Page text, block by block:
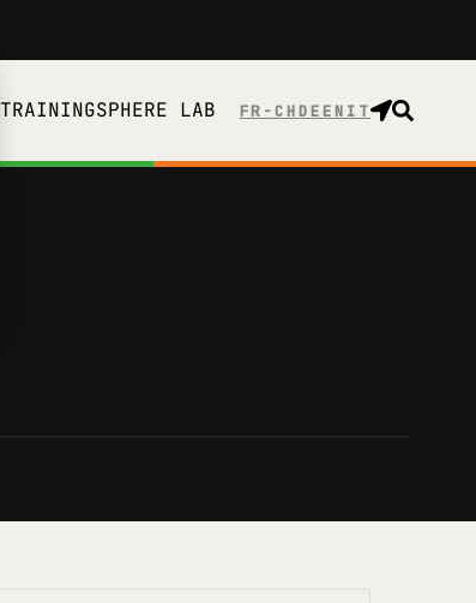
TRAININGSPHERE LAB FR-CH